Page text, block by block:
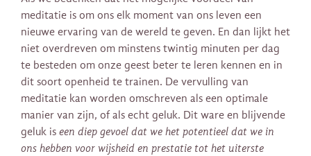
meditatie is om ons elk moment van ons leven een
nieuwe ervaring van de wereld te geven. En dan lijkt het
niet overdreven om minstens twintig minuten per dag
te besteden om onze geest beter te leren kennen en in
dit soort openheid te trainen. De vervulling van
meditatie kan worden omschreven als een optimale
manier van zijn, of als echt geluk. Dit ware en blijvende
geluk is een diep gevoel dat we het potentieel dat we in
ons hebben voor wijsheid en prestatie tot het uiterste